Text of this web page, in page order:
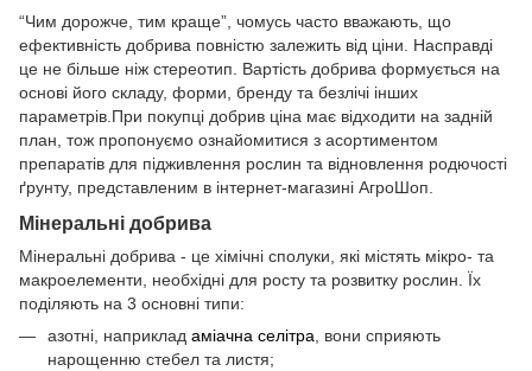
“Чим дорожче, тим краще”, чомусь часто вважають, що
ефективність добрива повністю залежить від ціни. Насправді
це не більше ніж стереотип. Вартість добрива формується на
основі його складу, форми, бренду та безлічі інших
параметрів.При покупці добрив ціна має відходити на задній
план, тож пропонуємо ознайомитися з асортиментом
препаратів для підживлення рослин та відновлення родючості
ґрунту, представленим в інтернет-магазині АгроШоп.
Мінеральні добрива
Мінеральні добрива - це хімічні сполуки, які містять мікро- та
макроелементи, необхідні для росту та розвитку рослин. Їх
поділяють на 3 основні типи:
азотні, наприклад аміачна селітра, вони сприяють
нарощенню стебел та листя;